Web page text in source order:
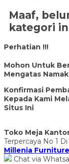
Maaf,
kategori
Perhatian !!!
Mohon Untuk
Mengatas
Konfirmasi
Kepada Kami
Situs Ini
Toko Meja
Terpercaya No 1 Di
Millenia
Chat via